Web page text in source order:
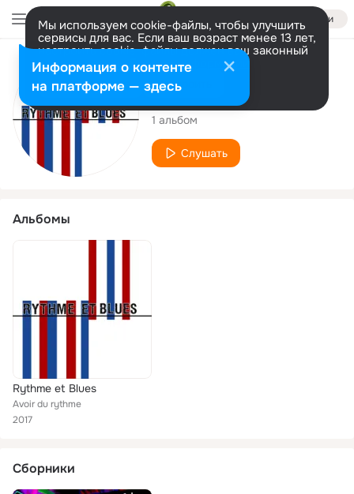
Войти
Мы используем cookie-файлы, чтобы улучшить
сервисы для вас. Если ваш возраст менее 13 лет,
настроить cookie-файлы должен ваш законный
представитель. Больше информации
Разрешить все Настроить
Исполнитель
Avoir du rythme
1 альбом
Слушать
Альбомы
Rythme et Blues
Avoir du rythme
2017
Сборники
Информация о контенте
на платформе — здесь